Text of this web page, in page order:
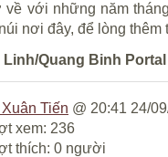
về với những năm
nơi đây, để lòng
Linh/Quang Binh Portal
Tiến @ 20:41 24/
xem: 236
thích: 0 người